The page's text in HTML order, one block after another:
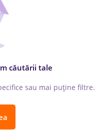
căutării tale
sau mai puține filtre.